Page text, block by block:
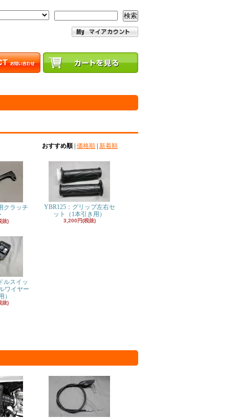
検索
おすすめ順 価格順 新着順
クラッチ
抜)
YBR125：グリップ左右セ
ット（1本引き用）
3,200円(税抜)
ルスイッ
ワイヤー
）
抜)